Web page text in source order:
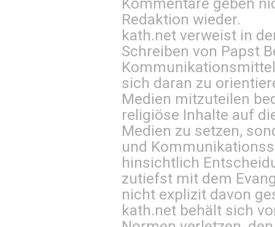
Redaktion wieder.
kath.net verweist in
Schreiben von Papst
sich daran zu
Medien mitzuteilen
religiöse Inhalte auf
Medien zu setzen,
und
hinsichtlich
zutiefst mit dem
nicht explizit davon
kath.net behält sich